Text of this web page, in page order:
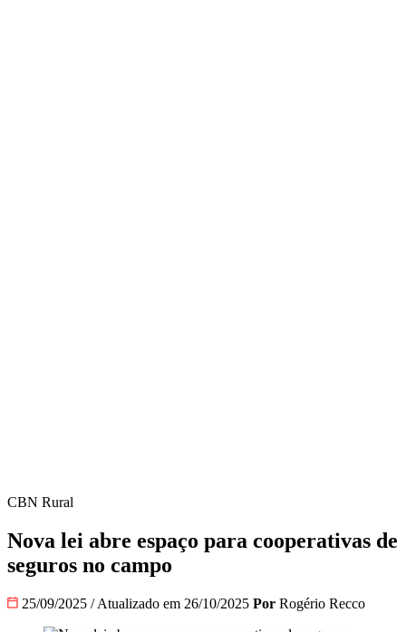
CBN Rural
Nova lei abre espaço para cooperativas de
seguros no campo
25/09/2025 / Atualizado em 26/10/2025 Por Rogério Recco